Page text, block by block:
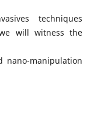
techniques
will witness the
nano-manipulation